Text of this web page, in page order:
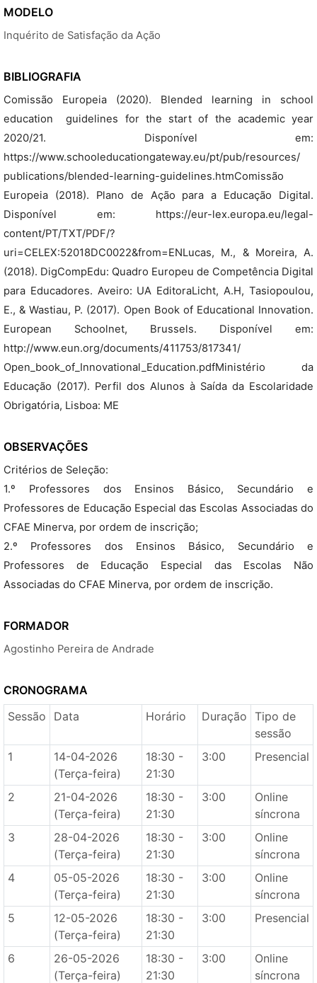
MODELO
Inquérito de Satisfação da Ação
BIBLIOGRAFIA
Comissão Europeia (2020). Blended learning in school
education  guidelines for the start of the academic year
2020/21. Disponível em:
https://www.schooleducationgateway.eu/pt/pub/resources/
publications/blended-learning-guidelines.htmComissão
Europeia (2018). Plano de Ação para a Educação Digital.
Disponível em: https://eur-lex.europa.eu/legal-
content/PT/TXT/PDF/?
uri=CELEX:52018DC0022&from=ENLucas, M., & Moreira, A.
(2018). DigCompEdu: Quadro Europeu de Competência Digital
para Educadores. Aveiro: UA EditoraLicht, A.H, Tasiopoulou,
E., & Wastiau, P. (2017). Open Book of Educational Innovation.
European Schoolnet, Brussels. Disponível em:
http://www.eun.org/documents/411753/817341/
Open_book_of_Innovational_Education.pdfMinistério da
Educação (2017). Perfil dos Alunos à Saída da Escolaridade
Obrigatória, Lisboa: ME
OBSERVAÇÕES
Critérios de Seleção:
1.º Professores dos Ensinos Básico, Secundário e
Professores de Educação Especial das Escolas Associadas do
CFAE Minerva, por ordem de inscrição;
2.º Professores dos Ensinos Básico, Secundário e
Professores de Educação Especial das Escolas Não
Associadas do CFAE Minerva, por ordem de inscrição.
FORMADOR
Agostinho Pereira de Andrade
CRONOGRAMA
Sessão
Data Horário Duração Tipo de
sessão
1
14-04-2026
(Terça-feira)
18:30 -
21:30
3:00 Presencial
2
21-04-2026
(Terça-feira)
18:30 -
21:30
3:00
Online
síncrona
3
28-04-2026
(Terça-feira)
18:30 -
21:30
3:00
Online
síncrona
4
05-05-2026
(Terça-feira)
18:30 -
21:30
3:00
Online
síncrona
5
12-05-2026
(Terça-feira)
18:30 -
21:30
3:00 Presencial
6
26-05-2026
(Terça-feira)
18:30 -
21:30
3:00
Online
síncrona